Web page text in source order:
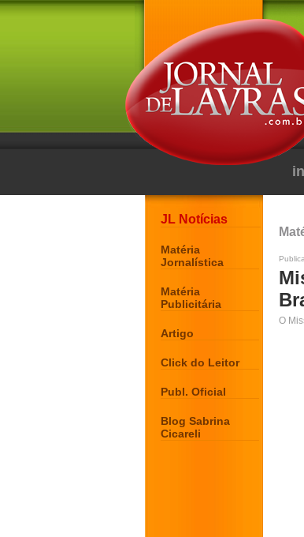
JL Notícias
Matéria
Jornalística
Matéria
Publicitária
Artigo
Click do Leitor
Publ. Oficial
Blog Sabrina
Cicareli
O